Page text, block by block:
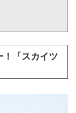
！「スカイツ